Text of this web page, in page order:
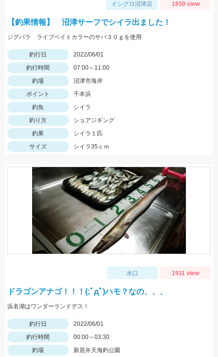
イシグロ沼津店 1850 view
【釣果情報】 沼津サーフでシイラ出ました！
ジグパラ ライブベイトカラーのサバ３０ｇを使用
釣行日
2022/06/01
釣行時間
07:00～11:00
釣場
沼津市海岸
ポイント
千本浜
釣魚
シイラ
釣り方
ショアジギング
釣果
シイラ１匹
サイズ
シイラ35ｃｍ
水口 1911 view
ドラゴンアナゴ！！！(;ﾟдﾟ)ハモ？なの、、、
浜名湖はワンダーランドデス！
釣行日
2022/06/01
釣行時間
00:00～03:30
釣場
新居弁天海釣公園